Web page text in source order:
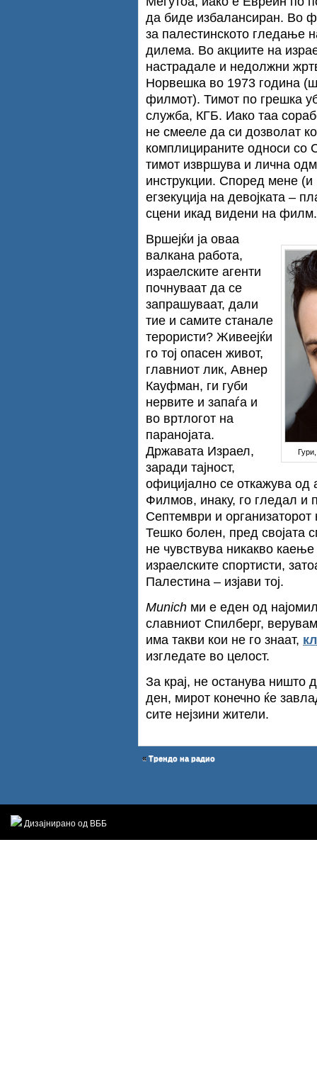
да биде избалансиран. Во
за палестинското гледање
дилема. Во акциите на
настрадале и недолжни
Норвешка во 1973 година
филмот). Тимот по грешка
служба, КГБ. Иако таа
не смееле да си дозволат
комплицираните односи со
тимот извршува и лична
инструкции. Според мене
егзекуција на девојката –
сцени икад видени на филм.
Вршејќи ја оваа
валкана работа,
израелските агенти
почнуваат да се
запрашуваат, дали
тие и самите станале
терористи? Живеејќи
го тој опасен живот,
главниот лик, Авнер
Кауфман, ги губи
нервите и запаѓа и
во вртлогот на
паранојата.
Државата Израел,
заради тајност,
официјално се откажува од
Филмов, инаку, го гледал и
Септември и
Тешко болен, пред својата
не чувствува никакво
израелските спортисти,
Палестина – изјави тој.
Munich ми е еден од
славниот Спилберг,
има такви кои не го знаат,
изгледате во целост.
За крај, не останува ништо
ден, мирот конечно ќе
сите нејзини жители.
« Трендо на радио
Дизајнирано од ВББ